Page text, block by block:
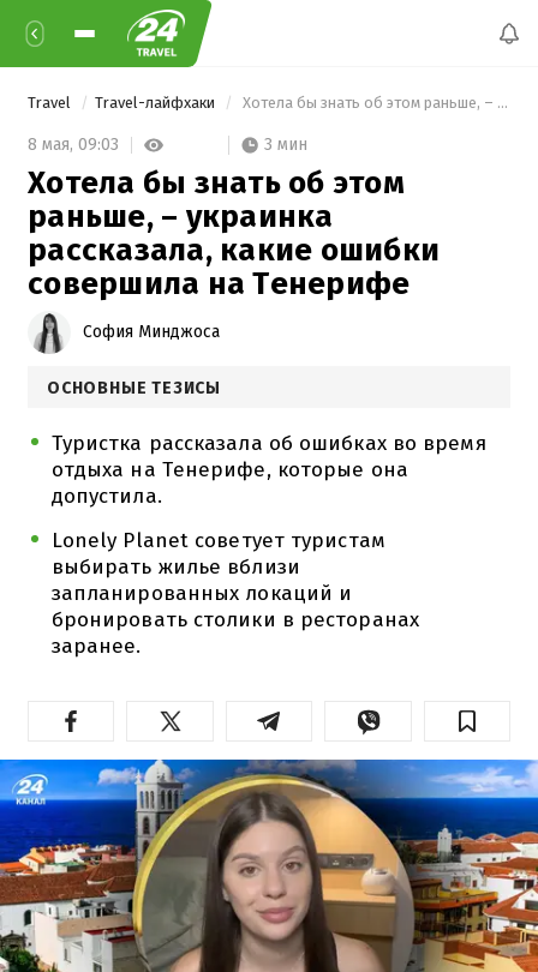
Travel Travel-лайфхаки Хотела бы знать об этом раньше, – украинка рассказала, какие ошибки совершила на Тенерифе
8 мая, 09:03 3 мин
Хотела бы знать об этом
раньше, – украинка
рассказала, какие ошибки
совершила на Тенерифе
София Минджоса
ОСНОВНЫЕ ТЕЗИСЫ
Туристка рассказала об ошибках во время
отдыха на Тенерифе, которые она
допустила.
Lonely Planet советует туристам
выбирать жилье вблизи
запланированных локаций и
бронировать столики в ресторанах
заранее.